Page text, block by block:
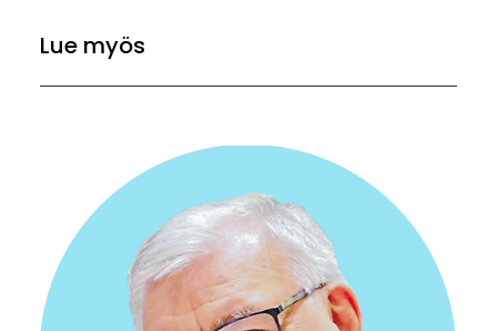
Lue myös